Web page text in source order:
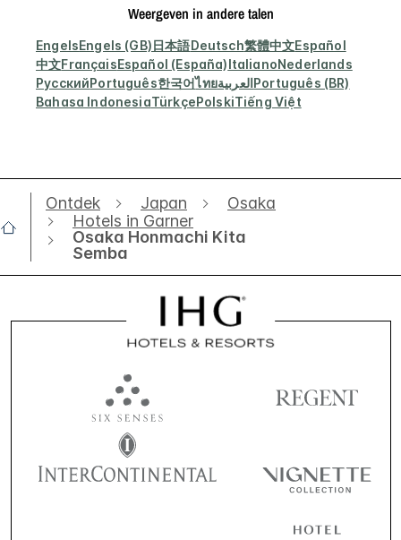
Weergeven in andere talen
EngelsEngels (GB)日本語Deutsch繁體中文Español
中文FrançaisEspañol (España)ItalianoNederlands
РусскийPortuguês한국어ไทยالعربيةPortuguês (BR)
Bahasa IndonesiaTürkçePolskiTiếng Việt
Ontdek Japan
Osaka
Hotels in Garner
Osaka Honmachi Kita
Semba